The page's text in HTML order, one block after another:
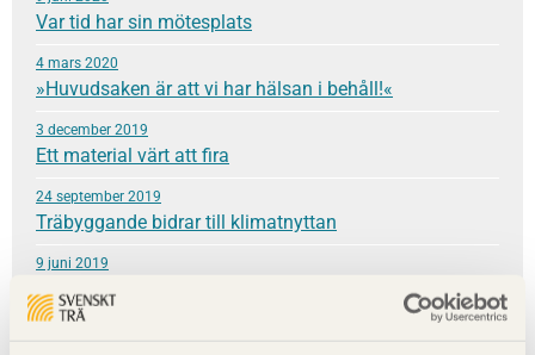
Var tid har sin mötesplats
4 mars 2020
»Huvudsaken är att vi har hälsan i behåll!«
3 december 2019
Ett material värt att fira
24 september 2019
Träbyggande bidrar till klimatnyttan
9 juni 2019
En grundläggande kärlek till materialet